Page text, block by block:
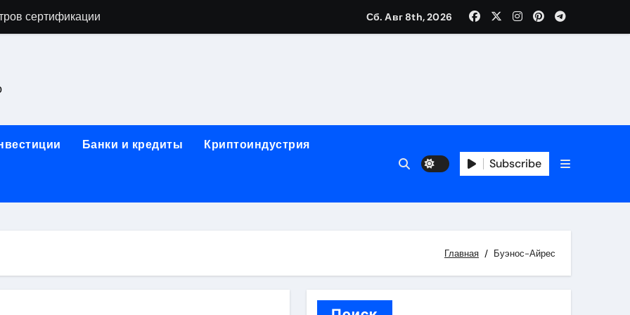
сертификации
и электрооборудование для ногтевого сервиса, наращивания ресниц и депиляции
базальтового теплоизоляционного шнура разных диаметров
для освоения актуальных профессий онлайн
данных назначение и виды
от проектной документации до противопожарных мероприятий и обустройства мест отдыха
Сб. Авг 8th, 2026
Банки и кредиты Криптоиндустрия
Subscribe
Главная Буэнос-Айрес